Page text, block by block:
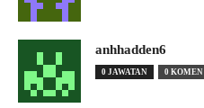
anhhadden6
0 JAWATAN 0 KOMEN